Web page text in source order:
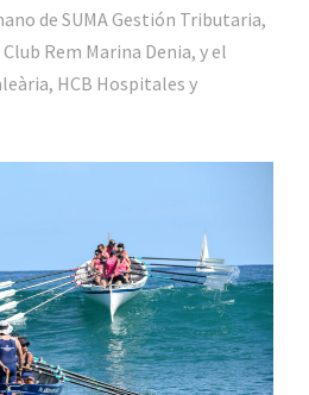
de SUMA Gestión Tributaria,
Rem Marina Denia, y el
HCB Hospitales y